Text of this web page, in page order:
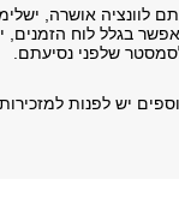
לוונציה אושרה,
בגלל לוח
שלפני נסיעתם.
יש לפנות